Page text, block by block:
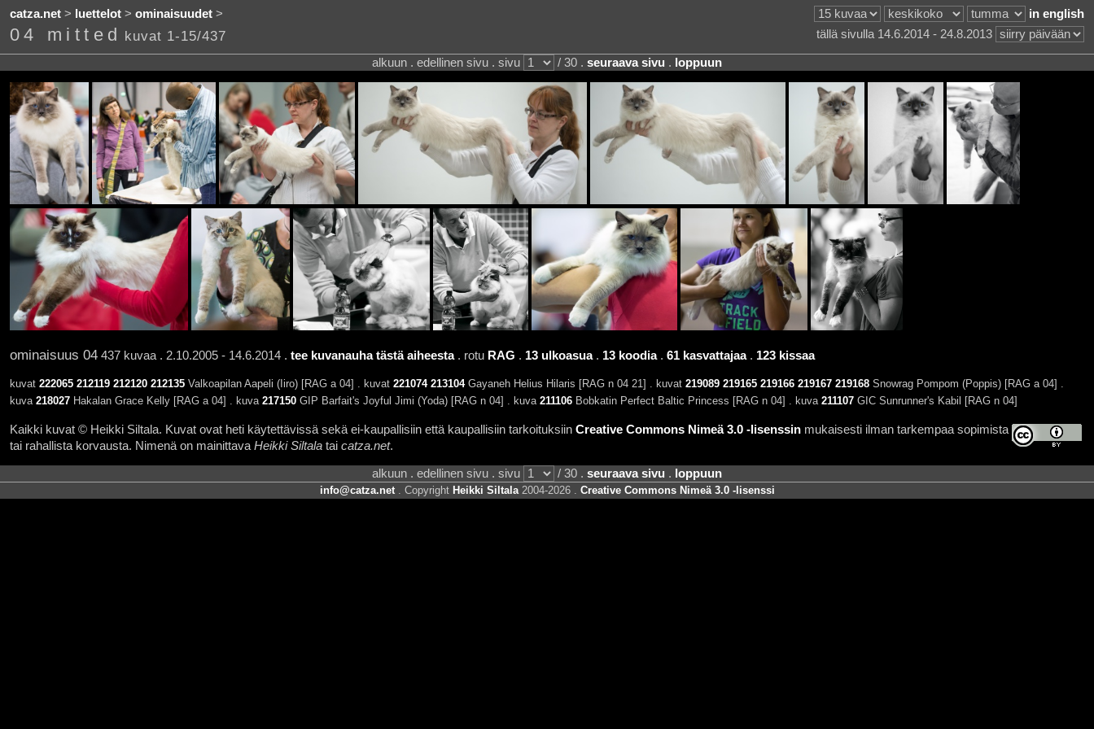
catza.net> luettelot> ominaisuudet> in english
04 mitted kuvat 1-15/437 tällä sivulla 14.6.2014 - 24.8.2013
alkuun . edellinen sivu . sivu / 30 . seuraava sivu . loppuun
ominaisuus 04437 kuvaa . 2.10.2005 - 14.6.2014 . tee kuvanauha tästä aiheesta. rotu RAG . 13 ulkoasua. 13 koodia. 61 kasvattajaa. 123 kissaa
kuvat 222065 212119 212120 212135Valkoapilan Aapeli (Iiro) [RAG a 04] . kuvat 221074 213104Gayaneh Helius Hilaris [RAG n 04 21] . kuvat 219089 219165 219166 219167 219168Snowrag Pompom (Poppis) [RAG a 04] .
kuva 218027Hakalan Grace Kelly [RAG a 04] . kuva 217150GIP Barfait's Joyful Jimi (Yoda) [RAG n 04] . kuva 211106Bobkatin Perfect Baltic Princess [RAG n 04] . kuva 211107GIC Sunrunner's Kabil [RAG n 04]
Kaikki kuvat © Heikki Siltala. Kuvat ovat heti käytettävissä sekä ei-kaupallisiin että kaupallisiin tarkoituksiin Creative Commons Nimeä 3.0 -lisenssinmukaisesti ilman tarkempaa sopimista
tai rahallista korvausta. Nimenä on mainittava Heikki Siltalatai catza.net.
alkuun . edellinen sivu . sivu / 30 . seuraava sivu . loppuun
info@catza.net. Copyright Heikki Siltala2004-2026 . Creative Commons Nimeä 3.0 -lisenssi